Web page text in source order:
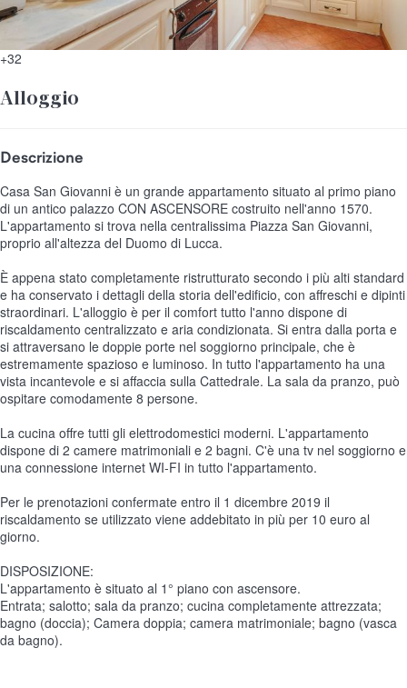
+32
Alloggio
Descrizione
Casa San Giovanni è un grande appartamento situato al primo piano
di un antico palazzo CON ASCENSORE costruito nell'anno 1570.
L'appartamento si trova nella centralissima Piazza San Giovanni,
proprio all'altezza del Duomo di Lucca.
È appena stato completamente ristrutturato secondo i più alti standard
e ha conservato i dettagli della storia dell'edificio, con affreschi e dipinti
straordinari. L'alloggio è per il comfort tutto l'anno dispone di
riscaldamento centralizzato e aria condizionata. Si entra dalla porta e
si attraversano le doppie porte nel soggiorno principale, che è
estremamente spazioso e luminoso. In tutto l'appartamento ha una
vista incantevole e si affaccia sulla Cattedrale. La sala da pranzo, può
ospitare comodamente 8 persone.
La cucina offre tutti gli elettrodomestici moderni. L'appartamento
dispone di 2 camere matrimoniali e 2 bagni. C'è una tv nel soggiorno e
una connessione internet WI-FI in tutto l'appartamento.
Per le prenotazioni confermate entro il 1 dicembre 2019 il
riscaldamento se utilizzato viene addebitato in più per 10 euro al
giorno.
DISPOSIZIONE:
L'appartamento è situato al 1° piano con ascensore.
Entrata; salotto; sala da pranzo; cucina completamente attrezzata;
bagno (doccia); Camera doppia; camera matrimoniale; bagno (vasca
da bagno).